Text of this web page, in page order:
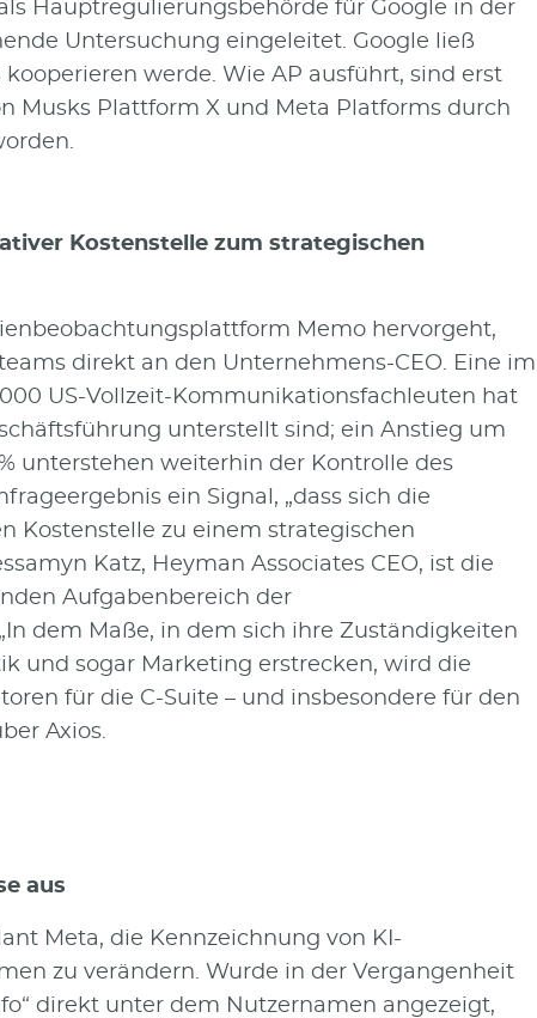
Hauptregulierungsbehörde für Google in der
Untersuchung eingeleitet. Google ließ
werde. Wie AP ausführt, sind erst
Musks Plattform X und Meta Platforms durch
Kostenstelle zum strategischen
Memo hervorgeht,
direkt an den Unternehmens-CEO. Eine im
US-Vollzeit-Kommunikationsfachleuten hat
unterstellt sind; ein Anstieg um
unterstehen weiterhin der Kontrolle des
ein Signal, „dass sich die
Kostenstelle zu einem strategischen
Katz, Heyman Associates CEO, ist die
Aufgabenbereich der
dem Maße, in dem sich ihre Zuständigkeiten
und sogar Marketing erstrecken, wird die
für die C-Suite – und insbesondere für den
Axios.
aus
Meta, die Kennzeichnung von KI-
zu verändern. Wurde in der Vergangenheit
direkt unter dem Nutzernamen angezeigt,